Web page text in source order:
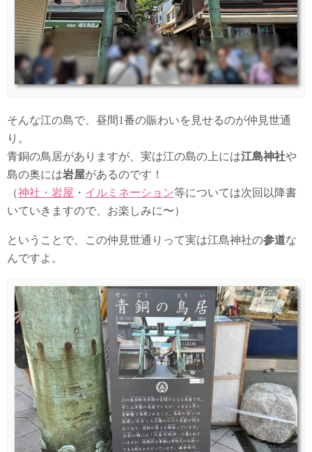
そんな江の島で、昼間1番の賑わいを見せるのが仲見世通
り。
青銅の鳥居がありますが、実は江の島の上には江島神社や
島の奥には岩屋があるのです！
（神社・岩屋 ・ イルミネーション等については次回以降書
いていきますので、お楽しみに〜）
ということで、この仲見世通りって実は江島神社の参道な
んですよ。